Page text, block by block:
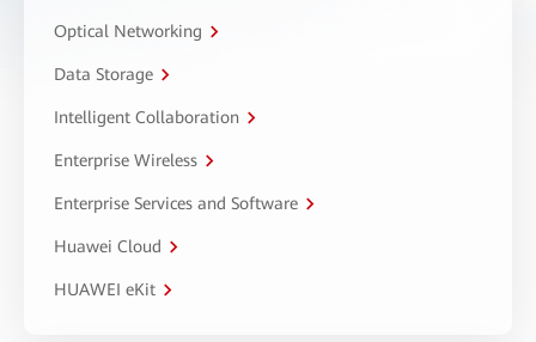
Optical Networking
Data Storage
Intelligent Collaboration
Enterprise Wireless
Enterprise Services and Software
Huawei Cloud
HUAWEI eKit